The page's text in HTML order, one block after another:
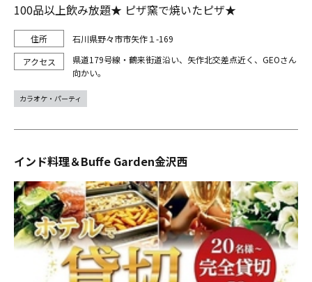
100品以上飲み放題★ ピザ窯で焼いたピザ★
石川県野々市市矢作１-169
県道179号線・鶴来街道沿い、矢作北交差点近く、GEOさん
向かい。
カラオケ・パーティ
インド料理＆Buffe Garden金沢西